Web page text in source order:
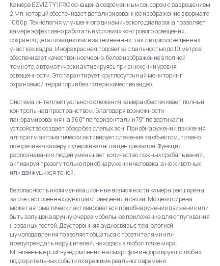
Камера EZVIZ TY1 PRO оснащена современным сенсором с разрешением
2 Мп, который обеспечивает детализированное изображение в формате
1080p. Технология улучшенного динамического диапазона позволяет
камере эффективно работать в условиях контрового освещения,
сохраняя детализацию как в затемненных, так и в ярко освещенных
участках кадра. Инфракрасная подсветка с дальностью до 10 метров
обеспечивает качественное черно-белое изображение в полной
темноте, автоматически активируясь при снижении уровня
освещенности. Это гарантирует круглосуточный мониторинг
охраняемой территории без потери качества видео.
Система интеллектуального слежения камеры обеспечивает полный
контроль над пространством. Благодаря возможности
панорамирования на 360° по горизонтали и 75° по вертикали,
устройство создает обзор без слепых зон. При обнаружении движения
алгоритм автоматически активирует слежение за объектом, плавно
поворачивая камеру и удерживая его в центре кадра. Функция
распознавания людей уменьшает количество ложных срабатываний,
активируя тревогу только при обнаружении человека, а не животных
или движущихся теней.
Безопасность и коммуникационные возможности камеры расширены
за счет встроенных функций оповещения и связи. Мощная сирена
может автоматически активироваться при обнаружении движения или
быть запущена вручную через мобильное приложение для отпугивания
незваных гостей. Двусторонняя аудиосвязь с технологией
шумоподавления позволяет общаться с посетителями или
предупреждать нарушителей, находясь в любой точке мира.
Мгновенные push-уведомления на смартфон информируют о любых
подозрительных событиях в режиме реального времени.